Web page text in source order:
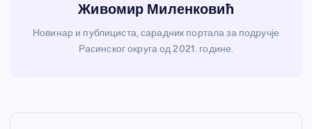
Живомир Миленковић
Новинар и публициста, сарадник портала за подручје
Расинског округа од 2021. године.